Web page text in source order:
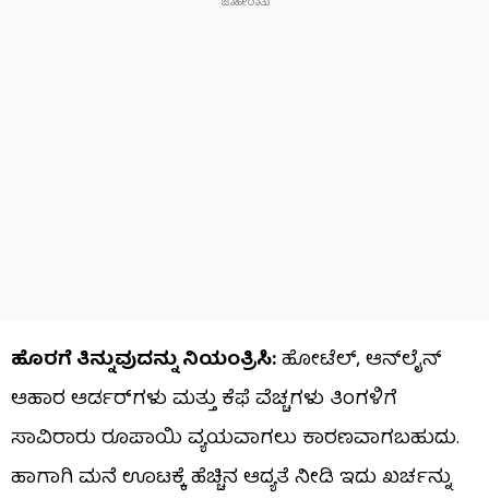
ಹೊರಗೆ ತಿನ್ನುವುದನ್ನು ನಿಯಂತ್ರಿಸಿ:ಹೋಟೆಲ್, ಆನ್‌ಲೈನ್
ಆಹಾರ ಆರ್ಡರ್‌ಗಳು ಮತ್ತು ಕೆಫೆ ವೆಚ್ಚಗಳು ತಿಂಗಳಿಗೆ
ಸಾವಿರಾರು ರೂಪಾಯಿ ವ್ಯಯವಾಗಲು ಕಾರಣವಾಗಬಹುದು.
ಹಾಗಾಗಿ ಮನೆ ಊಟಕ್ಕೆ ಹೆಚ್ಚಿನ ಆದ್ಯತೆ ನೀಡಿ ಇದು ಖರ್ಚನ್ನು